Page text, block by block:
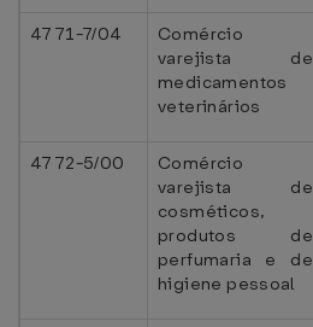
4771-7/04
Comércio
varejista de
medicamentos
veterinários
4772-5/00
Comércio
varejista de
cosméticos,
produtos de
perfumaria e de
higiene pessoal